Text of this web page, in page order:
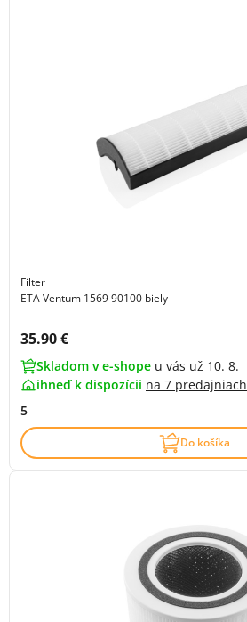
Filter
ETA Ventum 1569 90100 biely
Cena s DPH:
35.90 €
Skladom v e-shope u vás už 10. 8.
ihneď k dispozícii na 7 predajniach
5
Do košíka